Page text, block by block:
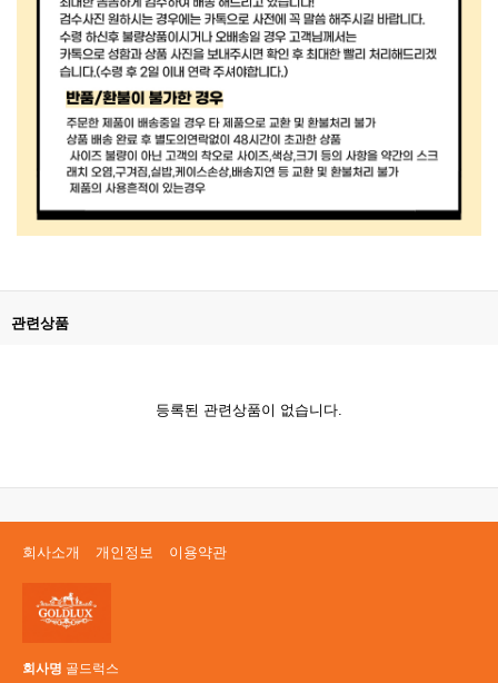
관련상품
등록된 관련상품이 없습니다.
회사소개 개인정보 이용약관
회사명 골드럭스